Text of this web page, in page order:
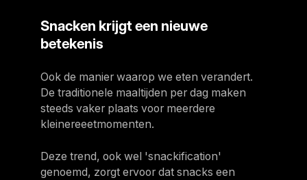
Snacken krijgt een nieuwe
betekenis
Ook de manier waarop we eten verandert.
De traditionele maaltijden per dag maken
steeds vaker plaats voor meerdere
kleinereeetmomenten.
Deze trend, ook wel 'snackification'
genoemd, zorgt ervoor dat snacks een